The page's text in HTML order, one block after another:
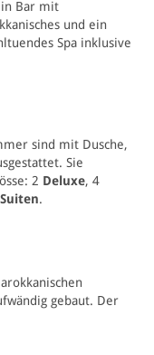
Bar mit
und ein
Spa inklusive
sind mit Dusche,
Sie
2 Deluxe, 4
.
gebaut. Der